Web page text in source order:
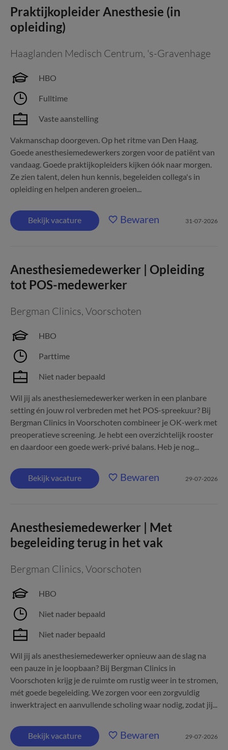
Praktijkopleider Anesthesie (in
opleiding)
Haaglanden Medisch Centrum, 's-Gravenhage
HBO
Fulltime
Vaste aanstelling
Vakmanschap doorgeven. Op het ritme van Den Haag.
Goede anesthesiemedewerkers zorgen voor de patiënt van
vandaag. Goede praktijkopleiders kijken óók naar morgen.
Ze zien talent, delen hun kennis, begeleiden collega's in
opleiding en helpen anderen groeien...
Bekijk vacature Bewaren 31-07-2026
Anesthesiemedewerker | Opleiding
tot POS-medewerker
Bergman Clinics, Voorschoten
HBO
Parttime
Niet nader bepaald
Wil jij als anesthesiemedewerker werken in een planbare
setting én jouw rol verbreden met het POS-spreekuur? Bij
Bergman Clinics in Voorschoten combineer je OK-werk met
preoperatieve screening. Je hebt een overzichtelijk rooster
en daardoor een goede werk-privé balans. Heb je nog...
Bekijk vacature Bewaren 29-07-2026
Anesthesiemedewerker | Met
begeleiding terug in het vak
Bergman Clinics, Voorschoten
HBO
Niet nader bepaald
Niet nader bepaald
Wil jij als anesthesiemedewerker opnieuw aan de slag na
een pauze in je loopbaan? Bij Bergman Clinics in
Voorschoten krijg je de ruimte om rustig weer in te stromen,
mét goede begeleiding. We zorgen voor een zorgvuldig
inwerktraject en aanvullende scholing waar nodig, zodat jij...
Bekijk vacature Bewaren 29-07-2026